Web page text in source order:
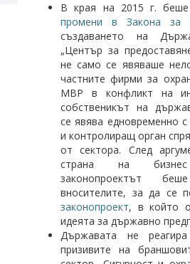
В края на 2015 г. беше
промени в Закона за
създаването на
„Център за
не само се явяваше
частните фирми за
МВР в конфликт на
собственикът на
се явява едновременно
и контролиращ орган
от сектора. След
страна на бизнес
законопроектът
вносителите, за да се
законопроект, в който
идеята за държавно
Държавата не
призивите на